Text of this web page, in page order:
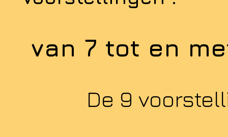
van 7 tot en
De 9